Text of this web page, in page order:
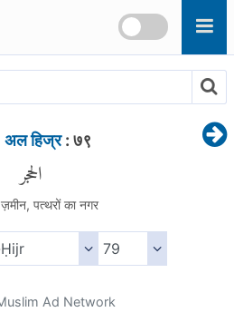
अल हिज्र: ७९
الحجر
पत्थरों का नगर
Ad Network